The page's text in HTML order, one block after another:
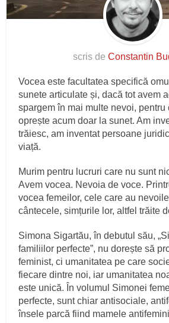
scris de Constantin
Vocea este facultatea specifică
sunete articulate și, dacă tot avem
spargem în mai multe nevoi, pentru
oprește acum doar la sunet. Am
trăiesc, am inventat persoane
viață.
Murim pentru lucruri care nu sunt
Avem vocea. Nevoia de voce.
vocea femeilor, cele care au
cântecele, simțurile lor, altfel trăite
Simona Sigartău, în debutul său,
familiilor perfecte”, nu dorește să
feminist, ci umanitatea pe care
fiecare dintre noi, iar umanitatea
este unică. În volumul Simonei
perfecte, sunt chiar antisociale,
însele parcă fiind mamele